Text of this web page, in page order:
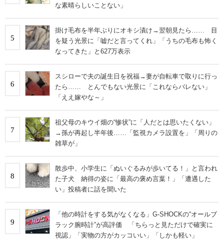
な素晴らしいことない」
5
掛け毛布を半年ぶりにオキシ漬け→翌朝見たら…… 目
を疑う光景に「嘘だと言ってくれ」「うちの毛布も怖く
なってきた」と627万表示
6
スシローで夫の誕生日を祝福→妻が自転車で取りに行っ
たら…… とんでもない光景に「これならバレない」
「ええ嫁やな～」
7
祖父母のキウイ畑の“惨状”に「人だとは思いたくない」
→孫が再起し半年後……「監視カメラ設置を」「周りの
雑草が」
8
散歩中、小学生に「ぬいぐるみが歩いてる！」と言われ
た子犬 納得の姿に「最高の褒め言葉！」「遭遇した
い」投稿者に話を聞いた
9
「他の時計をする気がなくなる」G-SHOCKの“オールブ
ラック腕時計”が高評価 「ちらっと見ただけで確実に
視認」「実物の方がカッコいい」「しかも軽い」